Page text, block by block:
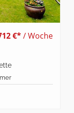
€*/ Woche